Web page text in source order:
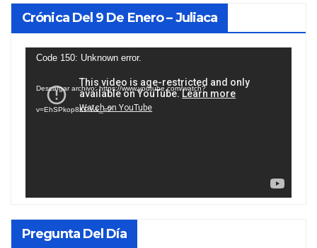
Crónica Del 9 De Enero – Juliaca
Reproductor
vídeo
Code 150: Unknown error.
Descargar archivo: https://www.youtube.com/watch?
v=EhSPkop8KPY&_=2
Pregunta Del Día